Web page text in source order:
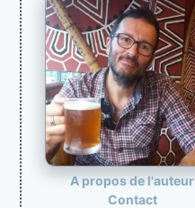
A propos de l'auteur
Contact